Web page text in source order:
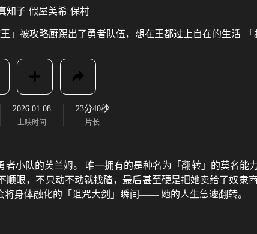
知子 假屋美希 保村
王」被攻略厨踢出了勇者队伍，想在王都过上自在的生活
2026.01.08
上映时间
23分40秒
片长
小队的芙兰姆。 唯一拥有的是种名为「翻转」的莫名能
眼，不只动不动就找碴，最后甚至硬是把她卖给了奴隶
身体融化的「诅咒大剑」瞬间—— 她的人生急遽翻转。